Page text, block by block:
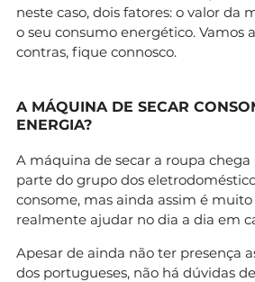
neste caso, dois fatores: o valor da
o seu consumo energético. Vamos
contras, fique connosco.
A MÁQUINA DE SECAR
ENERGIA?
A máquina de secar a roupa
parte do grupo dos
consome, mas ainda assim é
realmente ajudar no dia a dia em
Apesar de ainda não ter presença
dos portugueses, não há dúvidas